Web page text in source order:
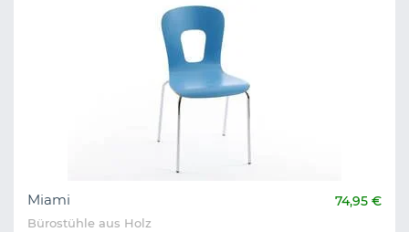
Miami 74,95 €
Bürostühle aus Holz